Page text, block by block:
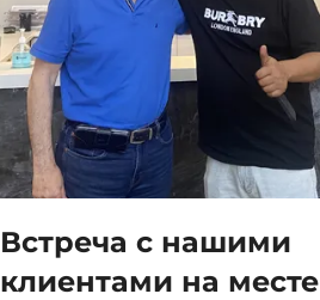
Встреча с нашими
клиентами на месте